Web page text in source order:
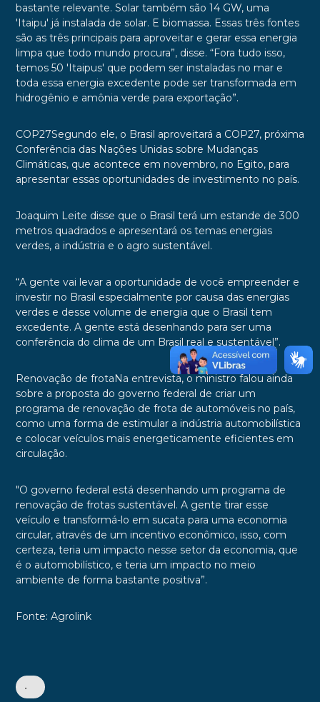
bastante relevante. Solar também são 14 GW, uma
'Itaipu' já instalada de solar. E biomassa. Essas três fontes
são as três principais para aproveitar e gerar essa energia
limpa que todo mundo procura”, disse. “Fora tudo isso,
temos 50 'Itaipus' que podem ser instaladas no mar e
toda essa energia excedente pode ser transformada em
hidrogênio e amônia verde para exportação”.
COP27Segundo ele, o Brasil aproveitará a COP27, próxima
Conferência das Nações Unidas sobre Mudanças
Climáticas, que acontece em novembro, no Egito, para
apresentar essas oportunidades de investimento no país.
Joaquim Leite disse que o Brasil terá um estande de 300
metros quadrados e apresentará os temas energias
verdes, a indústria e o agro sustentável.
“A gente vai levar a oportunidade de você empreender e
investir no Brasil especialmente por causa das energias
verdes e desse volume de energia que o Brasil tem
excedente. A gente está desenhando para ser uma
conferência do clima de um Brasil real e sustentável”.
Renovação de frotaNa entrevista, o ministro falou ainda
sobre a proposta do governo federal de criar um
programa de renovação de frota de automóveis no país,
como uma forma de estimular a indústria automobilística
e colocar veículos mais energeticamente eficientes em
circulação.
"O governo federal está desenhando um programa de
renovação de frotas sustentável. A gente tirar esse
veículo e transformá-lo em sucata para uma economia
circular, através de um incentivo econômico, isso, com
certeza, teria um impacto nesse setor da economia, que
é o automobilístico, e teria um impacto no meio
ambiente de forma bastante positiva”.
Fonte: Agrolink
•